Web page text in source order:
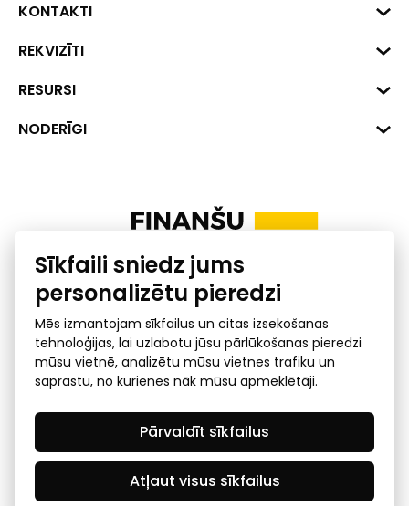
KONTAKTI
Biznesa centrs "VERDE" Roberta
1045
+371 287 18175
REKVIZĪTI
Reģ. Nr. 40008002175
Banka: SEB Banka
RESURSI
Dati
Uzņēmumu kredītspējas kalkulators
NODERĪGI
Ombuds
Privātuma politika
GDPR subjekta piekļuves
pieprasījums
© 2026 Latvijas Finanšu nozares asociācija - visas tiesības
rezervētas
Sīkfaili sniedz jums
personalizētu pieredzi
Mēs izmantojam sīkfailus un citas izsekošanas
tehnoloģijas, lai uzlabotu jūsu pārlūkošanas pieredzi
mūsu vietnē, analizētu mūsu vietnes trafiku un
saprastu, no kurienes nāk mūsu apmeklētāji.
Atļaut visus sīkfailus
Pārvaldīt sīkfailus